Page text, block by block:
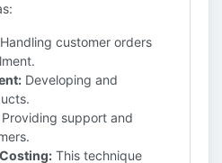
Handling customer orders
Developing and
Providing support and
This technique